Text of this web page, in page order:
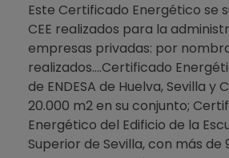
Este Certificado Energético se
CEE realizados para la
empresas privadas: por
realizados….Certificado
de ENDESA de Huelva, Sevilla y
20.000 m2 en su conjunto;
Energético del Edificio de la
Superior de Sevilla, con más de